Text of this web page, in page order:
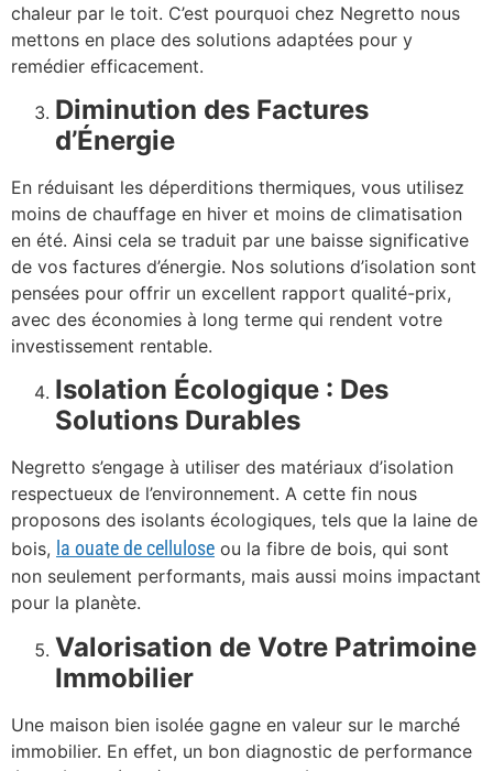
chaleur par le toit. C’est pourquoi chez Negretto nous
mettons en place des solutions adaptées pour y
remédier efficacement.
Diminution des Factures
d’Énergie
En réduisant les déperditions thermiques, vous utilisez
moins de chauffage en hiver et moins de climatisation
en été. Ainsi cela se traduit par une baisse significative
de vos factures d’énergie. Nos solutions d’isolation sont
pensées pour offrir un excellent rapport qualité-prix,
avec des économies à long terme qui rendent votre
investissement rentable.
Isolation Écologique : Des
Solutions Durables
Negretto s’engage à utiliser des matériaux d’isolation
respectueux de l’environnement. A cette fin nous
proposons des isolants écologiques, tels que la laine de
bois, la ouate de cellulose ou la fibre de bois, qui sont
non seulement performants, mais aussi moins impactant
pour la planète.
Valorisation de Votre Patrimoine
Immobilier
Une maison bien isolée gagne en valeur sur le marché
immobilier. En effet, un bon diagnostic de performance